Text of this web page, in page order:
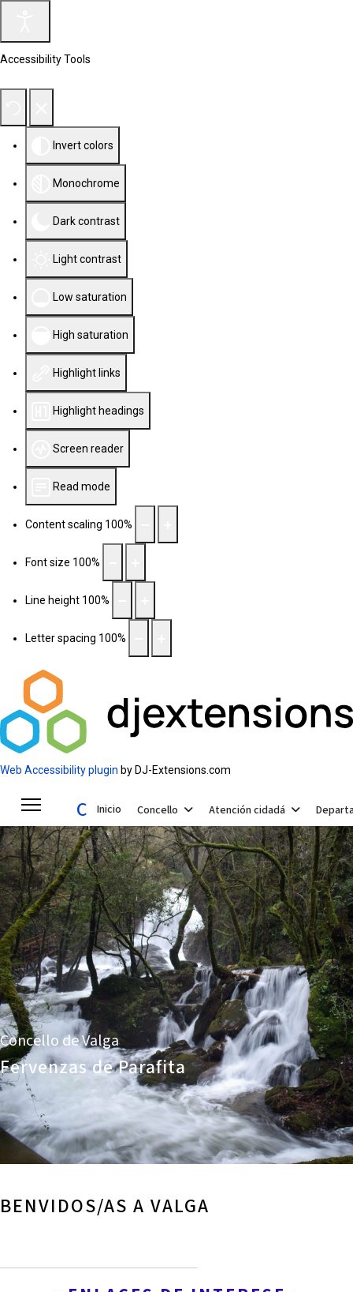
Accessibility Tools
Invert colors
Monochrome
Dark contrast
Light contrast
Low saturation
High saturation
Highlight links
Highlight headings
Screen reader
Read mode
Content scaling 100%
Font size 100%
Line height 100%
Letter spacing 100%
Web Accessibility plugin by DJ-Extensions.com
Concello de Valga
Inicio Concello Atención cidadá
Concello de Valga
Fervenzas de Parafita
BENVIDOS/AS A VALGA